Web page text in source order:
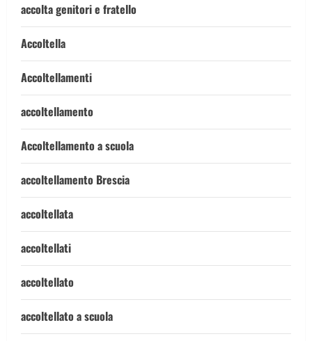
accolta genitori e fratello
Accoltella
Accoltellamenti
accoltellamento
Accoltellamento a scuola
accoltellamento Brescia
accoltellata
accoltellati
accoltellato
accoltellato a scuola